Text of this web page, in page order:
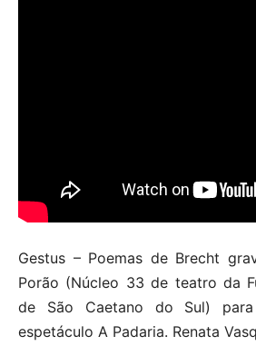
Gestus – Poemas de Brecht
Porão (Núcleo 33 de teatro da
de São Caetano do Sul) para
espetáculo A Padaria. Renata